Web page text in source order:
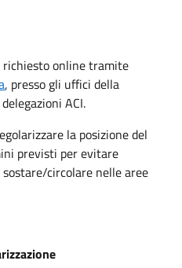
richiesto online tramite
, presso gli uffici della
ACI.
la posizione del
previsti per evitare
circolare nelle aree